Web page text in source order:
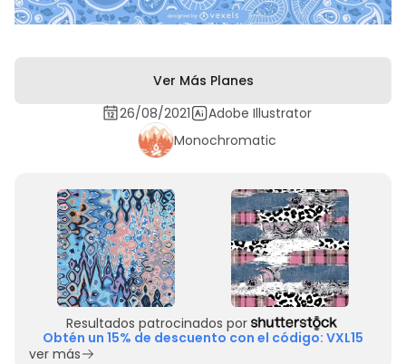
Ver Más Planes
26/08/2021
Adobe Illustrator
Monochromatic
Resultados patrocinados por
Obtén un 15% de descuento con el código: VXL15
ver más